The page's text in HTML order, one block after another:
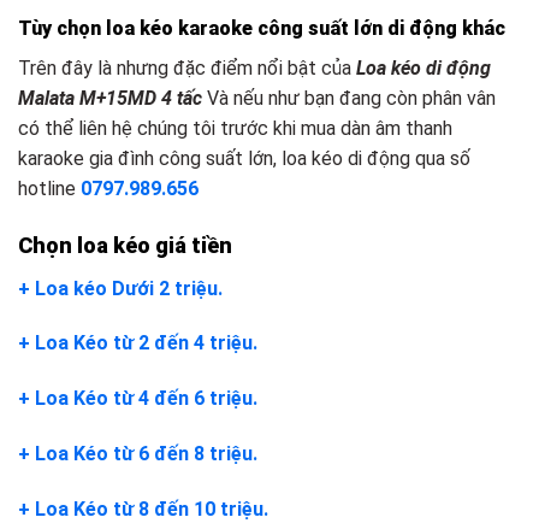
Tùy chọn loa kéo karaoke công suất lớn d i động khác
Trên đây là nhưng đặc điểm nổi bật của Loa kéo di động
Malata M+15MD 4 tấc Và nếu như bạn đang còn phân vân
có thể liên hệ chúng tôi trước khi mua dàn âm thanh
karaoke gia đình công suất lớn, loa kéo di động qua số
hotline 0797.989.656
Chọn loa kéo giá tiền
+ Loa kéo Dưới 2 triệu.
+ Loa Kéo từ 2 đến 4 triệu.
+ Loa Kéo từ 4 đến 6 triệu.
+ Loa Kéo từ 6 đến 8 triệu.
+ Loa Kéo từ 8 đến 10 triệu.